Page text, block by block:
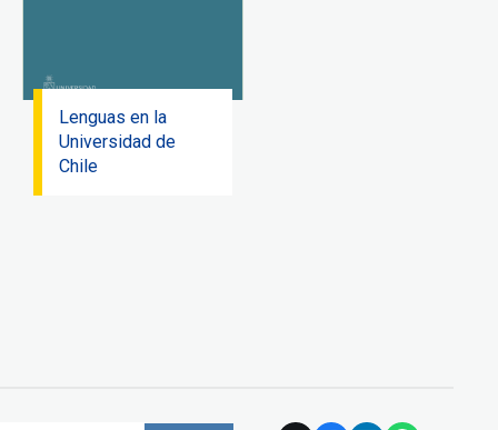
Lenguas en la
Universidad de
Chile